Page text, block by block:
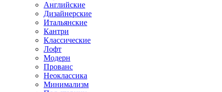
Английские
Дизайнерские
Итальянские
Кантри
Классические
Лофт
Модерн
Прованс
Неоклассика
Минимализм